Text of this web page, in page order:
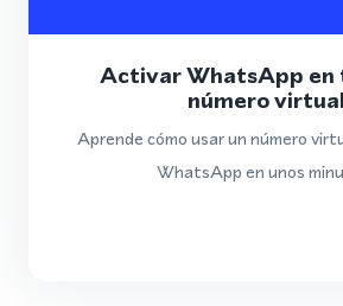
Activar WhatsApp en
número virtual
Aprende cómo usar un número
WhatsApp en unos